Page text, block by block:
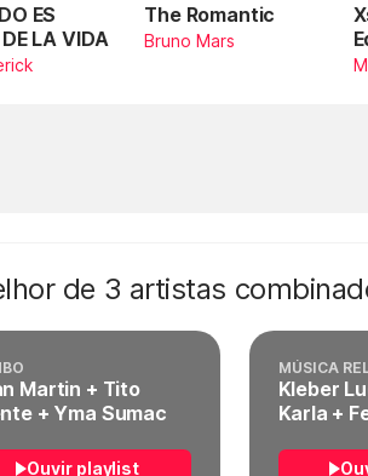
ES
LA VIDA
The Romantic
Bruno Mars
de 3 artistas
Martin + Tito
+ Yma Sumac
Ouvir playlist
MÚSICA
Kleber
Karla +